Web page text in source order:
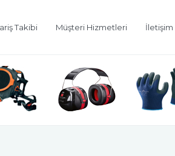
Takibi Müşteri Hizmetleri İletişim